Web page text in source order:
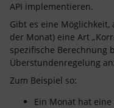
API implementieren.
Gibt es eine Möglichkeit,
der Monat) eine Art
spezifische Berechnung
Überstundenregelung
Zum Beispiel so:
Ein Monat hat